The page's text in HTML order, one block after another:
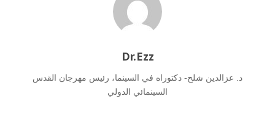
Dr.Ezz
د. عزالدين شلح- دكتوراه في السينما، رئيس مهرجان القدس
السينمائي الدولي